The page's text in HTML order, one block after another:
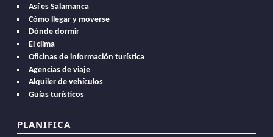
Así es Salamanca
Cómo llegar y moverse
Dónde dormir
El clima
Oficinas de información turística
Agencias de viaje
Alquiler de vehículos
Guías turísticos
PLANIFICA